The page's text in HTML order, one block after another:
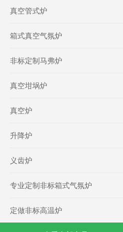
真空管式炉
箱式真空气氛炉
非标定制马弗炉
真空坩埚炉
真空炉
升降炉
义齿炉
专业定制非标箱式气氛炉
定做非标高温炉